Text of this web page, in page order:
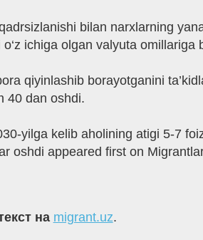
bilan narxlarning
ichiga olgan valyuta omillariga
qiyinlashib borayotganini
40 dan oshdi.
yilga kelib aholining atigi 5-7
oshdi appeared first on
на migrant.uz.